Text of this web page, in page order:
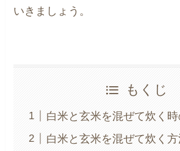
いきましょう。
もくじ
白米と玄米を混ぜて炊く
白米と玄米を混ぜて炊く方